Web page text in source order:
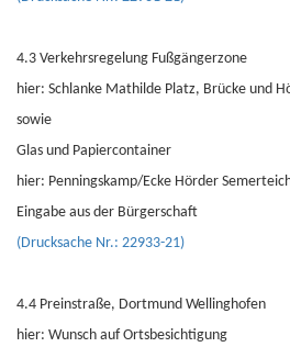
4.3 Verkehrsregelung Fußgängerzone
hier: Schlanke Mathilde Platz, Brücke und
sowie
Glas und Papiercontainer
hier: Penningskamp/Ecke Hörder
Eingabe aus der Bürgerschaft
(Drucksache Nr.: 22933-21)
4.4 Preinstraße, Dortmund Wellinghofen
hier: Wunsch auf Ortsbesichtigung